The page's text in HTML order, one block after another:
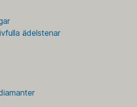
ädelstenar